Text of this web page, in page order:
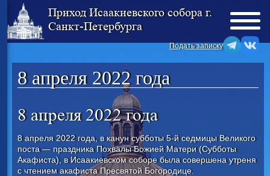
Приход Исаакиевского собора г.
Санкт-Петербурга
Подать записку
8 апреля 2022 года
8 апреля 2022 года
8 апреля 2022 года, в канун субботы 5-й седмицы Великого
поста — праздника Похвалы Божией Матери (Субботы
Акафиста), в Исаакиевском соборе была совершена утреня
с чтением акафиста Пресвятой Богородице.